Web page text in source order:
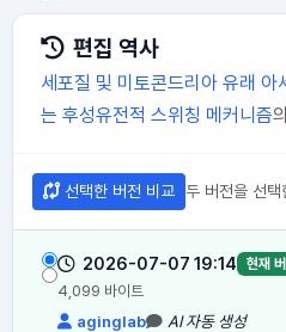
편집 역사
세포질 및 미토콘드리아 유래
는 후성유전적 스위칭 메커니즘
선택한 버전 비교 두 버전을 선
2026-07-07 19:14 현재
4,099 바이트
aginglab AI 자동 생성